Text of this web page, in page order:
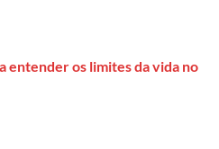
entender os limites da vida no